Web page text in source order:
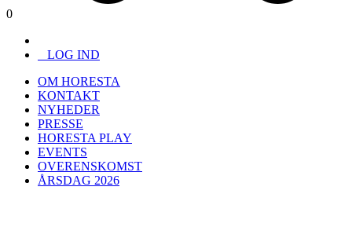
0
LOG IND
OM HORESTA
KONTAKT
NYHEDER
PRESSE
HORESTA PLAY
EVENTS
OVERENSKOMST
ÅRSDAG 2026